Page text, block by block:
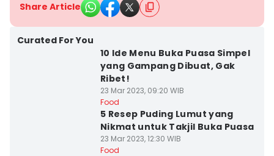
Share Article
Curated For You
10 Ide Menu Buka Puasa Simpel
yang Gampang Dibuat, Gak
Ribet!
23 Mar 2023, 09:20 WIB
Food
5 Resep Puding Lumut yang
Nikmat untuk Takjil Buka Puasa
23 Mar 2023, 12:30 WIB
Food